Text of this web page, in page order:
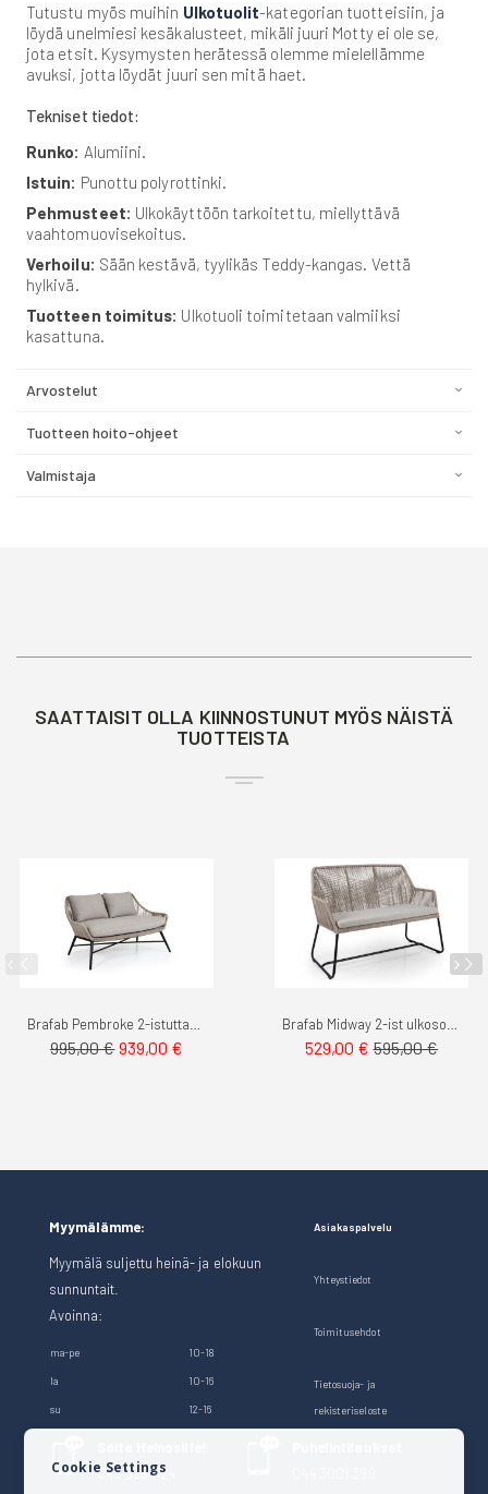
Tutustu myös muihin Ulkotuolit-kategorian tuotteisiin, ja
löydä unelmiesi kesäkalusteet, mikäli juuri Motty ei ole se,
jota etsit. Kysymysten herätessä olemme mielellämme
avuksi, jotta löydät juuri sen mitä haet.
Tekniset tiedot:
Runko: Alumiini.
Istuin: Punottu polyrottinki.
Pehmusteet: Ulkokäyttöön tarkoitettu, miellyttävä
vaahtomuovisekoitus.
Verhoilu: Sään kestävä, tyylikäs Teddy-kangas. Vettä
hylkivä.
Tuotteen toimitus: Ulkotuoli toimitetaan valmiiksi
kasattuna.
Arvostelut
Tuotteen hoito-ohjeet
Valmistaja
SAATTAISIT OLLA KIINNOSTUNUT MYÖS NÄISTÄ
TUOTTEISTA
995,00 €Tarjoushinta
939,00 € 529,00 € 595,00 €
Myymälämme:
Myymälä suljettu heinä- ja elokuun
sunnuntait.
Avoinna:
ma-pe 10-18
la 10-16
su 12-16
Asiakaspalvelu
Yhteystiedot
Toimitusehdot
Tietosuoja- ja
rekisteriseloste
040 528 1124
Cookie Settings